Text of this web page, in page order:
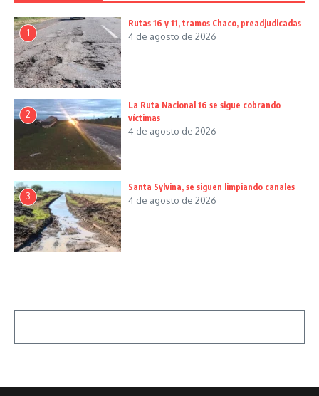
1
Rutas 16 y 11, tramos Chaco, preadjudicadas
4 de agosto de 2026
2
La Ruta Nacional 16 se sigue cobrando
víctimas
4 de agosto de 2026
3
Santa Sylvina, se siguen limpiando canales
4 de agosto de 2026